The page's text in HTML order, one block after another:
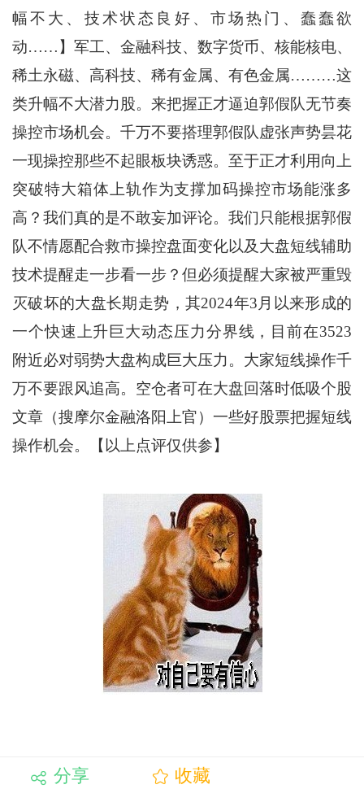
幅不大、技术状态良好、市场热门、蠢蠢欲
动……】军工、金融科技、数字货币、核能核电、
稀土永磁、高科技、稀有金属、有色金属………这
类升幅不大潜力股。来把握正才逼迫郭假队无节奏
操控市场机会。千万不要搭理郭假队虚张声势昙花
一现操控那些不起眼板块诱惑。至于正才利用向上
突破特大箱体上轨作为支撑加码操控市场能涨多
高？我们真的是不敢妄加评论。我们只能根据郭假
队不情愿配合救市操控盘面变化以及大盘短线辅助
技术提醒走一步看一步？但必须提醒大家被严重毁
灭破坏的大盘长期走势，其2024年3月以来形成的
一个快速上升巨大动态压力分界线，目前在3523
附近必对弱势大盘构成巨大压力。大家短线操作千
万不要跟风追高。空仓者可在大盘回落时低吸个股
文章（搜摩尔金融洛阳上官）一些好股票把握短线
操作机会。【以上点评仅供参】
分享 收藏